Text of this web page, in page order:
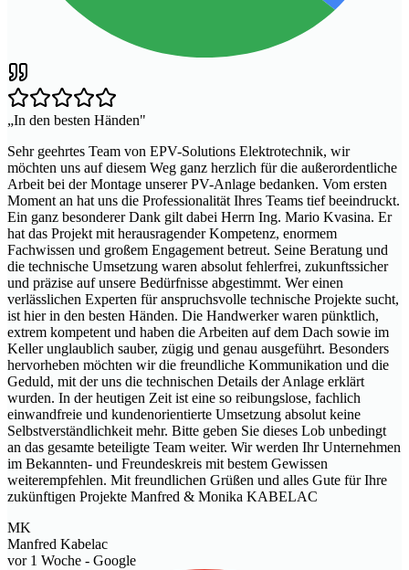
„In den besten Händen"
Sehr geehrtes Team von EPV-Solutions Elektrotechnik, wir
möchten uns auf diesem Weg ganz herzlich für die außerordentliche
Arbeit bei der Montage unserer PV-Anlage bedanken. Vom ersten
Moment an hat uns die Professionalität Ihres Teams tief beeindruckt.
Ein ganz besonderer Dank gilt dabei Herrn Ing. Mario Kvasina. Er
hat das Projekt mit herausragender Kompetenz, enormem
Fachwissen und großem Engagement betreut. Seine Beratung und
die technische Umsetzung waren absolut fehlerfrei, zukunftssicher
und präzise auf unsere Bedürfnisse abgestimmt. Wer einen
verlässlichen Experten für anspruchsvolle technische Projekte sucht,
ist hier in den besten Händen. Die Handwerker waren pünktlich,
extrem kompetent und haben die Arbeiten auf dem Dach sowie im
Keller unglaublich sauber, zügig und genau ausgeführt. Besonders
hervorheben möchten wir die freundliche Kommunikation und die
Geduld, mit der uns die technischen Details der Anlage erklärt
wurden. In der heutigen Zeit ist eine so reibungslose, fachlich
einwandfreie und kundenorientierte Umsetzung absolut keine
Selbstverständlichkeit mehr. Bitte geben Sie dieses Lob unbedingt
an das gesamte beteiligte Team weiter. Wir werden Ihr Unternehmen
im Bekannten- und Freundeskreis mit bestem Gewissen
weiterempfehlen. Mit freundlichen Grüßen und alles Gute für Ihre
zukünftigen Projekte Manfred & Monika KABELAC
MK
Manfred Kabelac
vor 1 Woche - Google